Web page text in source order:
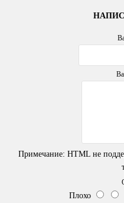
Примечание: HTML не
Плохо